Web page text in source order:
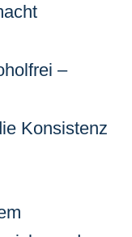
–
Konsistenz